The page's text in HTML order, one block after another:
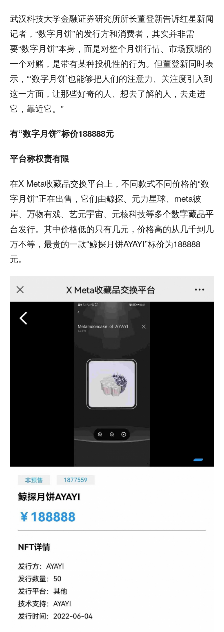
武汉科技大学金融证券研究所所长董登新告诉红星新闻
记者，“数字月饼”的发行方和消费者，其实并非需
要“数字月饼”本身，而是对整个月饼行情、市场预期的
一个对赌，是带有某种投机性的行为。但董登新同时表
示，“‘数字月饼’也能够把人们的注意力、关注度引入到
这一方面，让那些好奇的人、想去了解的人，去走进
它，靠近它。”
有“数字月饼”标价188888元
平台称权责有限
在X Meta收藏品交换平台上，不同款式不同价格的“数
字月饼”正在出售，它们由鲸探、元力星球、meta彼
岸、万物有戏、艺元宇宙、元核科技等多个数字藏品平
台发行。其中价格低的只有几元，价格高的从几千到几
万不等，最贵的一款“鲸探月饼AYAYI”标价为188888
元。